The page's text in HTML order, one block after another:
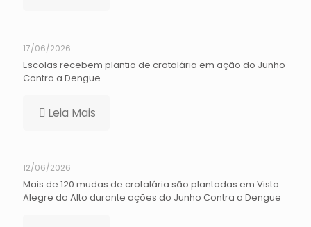
17/06/2026
Escolas recebem plantio de crotalária em ação do Junho
Contra a Dengue
Leia Mais
12/06/2026
Mais de 120 mudas de crotalária são plantadas em Vista
Alegre do Alto durante ações do Junho Contra a Dengue